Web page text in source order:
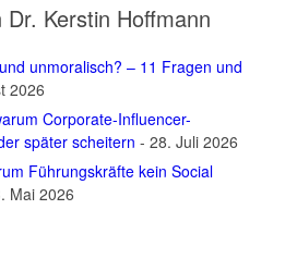
Kerstin Hoffmann
unmoralisch? – 11 Fragen und
2026
Corporate-Influencer-
später scheitern - 28. Juli 2026
Führungskräfte kein Social
Mai 2026